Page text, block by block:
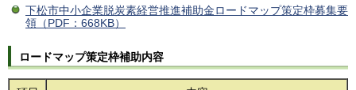
下松市中小企業脱炭素経営推進補助金ロードマップ策定枠募集要
領（PDF：668KB）
ロードマップ策定枠補助内容